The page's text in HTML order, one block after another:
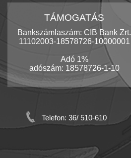
TÁMOGATÁS
Bankszámlaszám: CIB Bank Zrt.
11102003-18578726-10000001
Adó 1%
adószám: 18578726-1-10
Telefon: 36/ 510-610